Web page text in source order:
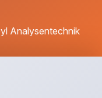
Analysentechnik